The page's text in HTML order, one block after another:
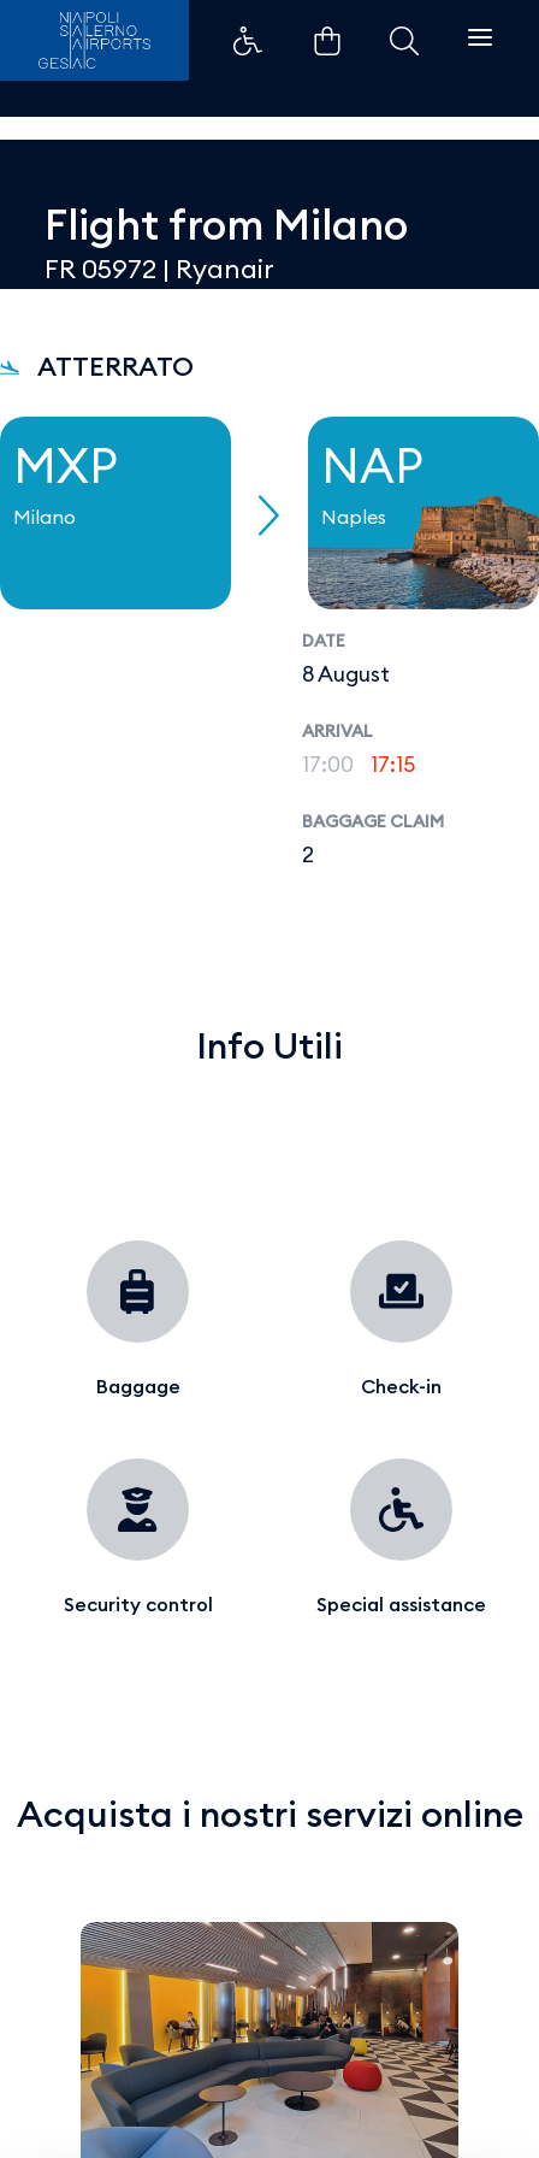
Dettaglio - Aeroporti di Napoli
Flight from Milano
FR 05972 | Ryanair
ATTERRATO
MXP
Milano
NAP
Naples
DATE
8 August
ARRIVAL
17:00 17:15
BAGGAGE CLAIM
2
Info Utili
Baggage Check-in
Security control Special assistance
Acquista i nostri servizi online